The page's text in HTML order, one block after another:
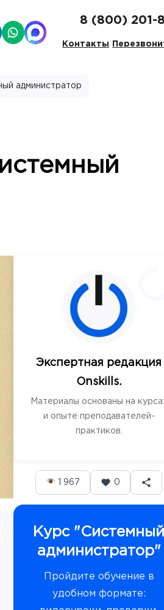
8 (800) 201-
Контакты
администратор
Экспертная редакция
Onskills.
Материалы основаны на
и опыте преподавателей-
практиков.
1 967 0
Курс "Системный
администратор"
Пройдите обучение в
удобном формате: